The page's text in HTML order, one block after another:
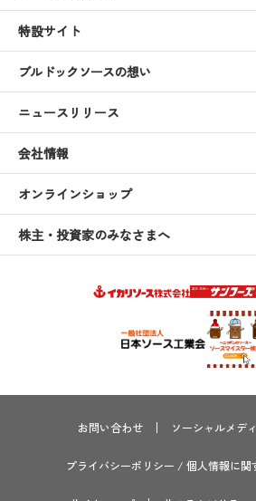
特設サイト
ブルドックソースの想い
ニュースリリース
会社情報
オンラインショップ
株主・投資家のみなさまへ
お問い合わせ ソーシャルメデ
プライバシーポリシー / 個人情報に関